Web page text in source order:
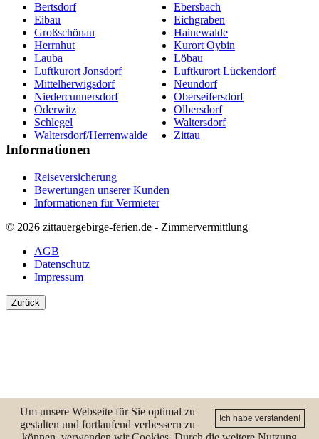
Bertsdorf
Ebersbach
Eibau
Eichgraben
Großschönau
Hainewalde
Herrnhut
Kurort Oybin
Lauba
Löbau
Luftkurort Jonsdorf
Luftkurort Lückendorf
Mittelherwigsdorf
Neundorf
Niedercunnersdorf
Oberseifersdorf
Oderwitz
Olbersdorf
Schlegel
Waltersdorf
Waltersdorf/Herrenwalde
Zittau
Informationen
Reiseversicherung
Bewertungen unserer Kunden
Informationen für Vermieter
© 2026 zittauergebirge-ferien.de - Zimmervermittlung
AGB
Datenschutz
Impressum
Zurück
Ich habe verstanden!
Um unsere Webseite für Sie optimal zu
gestalten und fortlaufend verbessern zu
Ups! - Wir haben einen Fehler